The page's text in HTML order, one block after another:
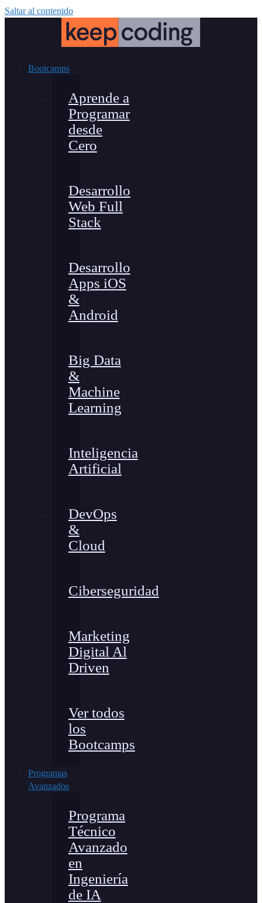
Saltar al contenido
Bootcamps
Aprende a
Programar
desde
Cero
Desarrollo
Web Full
Stack
Desarrollo
Apps iOS
&
Android
Big Data
&
Machine
Learning
Inteligencia
Artificial
DevOps
&
Cloud
Ciberseguridad
Marketing
Digital Al
Driven
Ver todos
los
Bootcamps
Programas
Avanzados
Programa
Técnico
Avanzado
en
Ingeniería
de IA